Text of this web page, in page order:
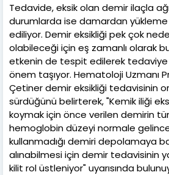
Tedavide, eksik olan demir ilaçla
durumlarda ise damardan yükleme
ediliyor. Demir eksikliği pek çok
olabileceği için eş zamanlı olarak
etkenin de tespit edilerek tedaviye
önem taşıyor. Hematoloji Uzmanı
Çetiner demir eksikliği tedavisinin
sürdüğünü belirterek, "Kemik iliği
koymak için önce verilen demirin
hemoglobin düzeyi normale
kullanmadığı demiri depolamaya
alınabilmesi için demir tedavisinin
kilit rol üstleniyor" uyarısında